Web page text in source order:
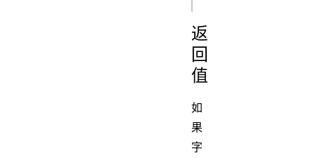
返
回
值
如
果
字